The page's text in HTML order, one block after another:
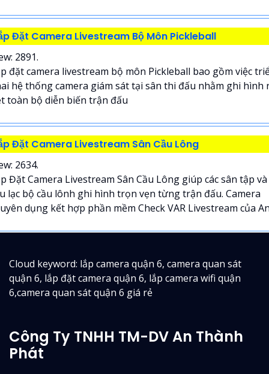
Đặt Camera Livestream Bộ Môn Pickleball
2891.
đặt camera livestream bộ môn Pickleball bao gồm việc
hệ thống camera giám sát tại sân thi đấu nhằm ghi hình
toàn bộ diễn biến trận đấu
Đặt Camera Livestream Sân Cầu Lông
2634.
Đặt Camera Livestream Sân Cầu Lông giúp các sân tập và
lạc bộ cầu lônh ghi hình trọn vẹn từng trận đấu. Camera
dụng kết hợp phần mềm Check VAR Livestream của
Cloud keyword: lắp camera quận 6, camera quan sát
quận 6, lắp đặt camera quận 6, lắp camera wifi quận
6,camera quan sát quận 6 giá rẻ
Công Ty TNHH TM-DV An Thành
Phát